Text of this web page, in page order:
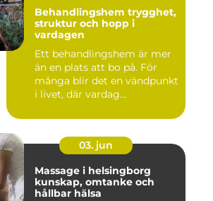
Behandlingshem trygghet,
struktur och hopp i
vardagen
Ett behandlingshem är mer
än en plats att bo på. För
många blir det en vändpunkt
i livet, där vardag...
03. jun
Massage i helsingborg
kunskap, omtanke och
hållbar hälsa